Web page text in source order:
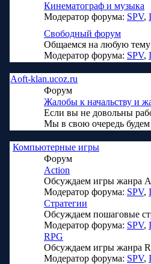
Кинематограф и музыка
Модератор форума: SPV,
Свободный форум
Общаемся на любую тему
Модератор форума: SPV,
Aoft-klan.ucoz.ru
Форум
Жалобы к начальству и
Если вы не довольны
Мы в свою очередь
Компьютерные игры
Форум
Action
Обсуждаем игры жанра
Модератор форума: SPV,
Стратегии
Обсуждаем пошаговые
Модератор форума: SPV,
RPG
Обсуждаем игры жанра
Модератор форума: SPV,